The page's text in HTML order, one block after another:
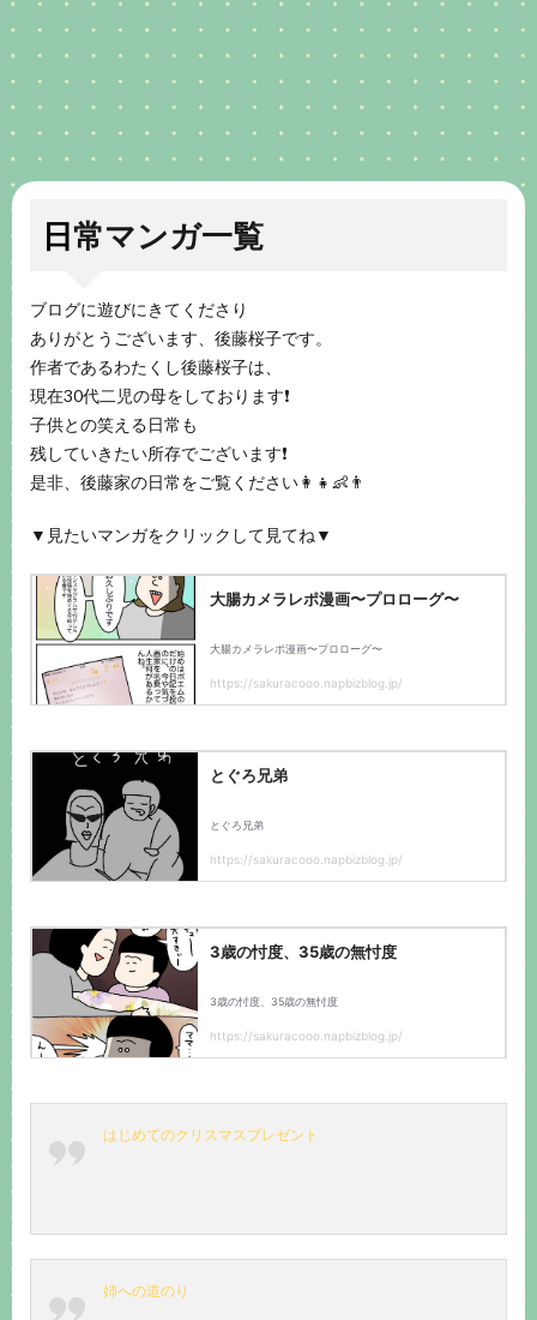
日常マンガ一覧
ブログに遊びにきてくださり
ありがとうございます、後藤桜子です。
作者であるわたくし後藤桜子は、
現在30代二児の母をしております❗️
子供との笑える日常も
残していきたい所存でございます❗️
是非、後藤家の日常をご覧ください👩👧👶👨
▼見たいマンガをクリックして見てね▼
はじめてのクリスマスプレゼント
姉への道のり